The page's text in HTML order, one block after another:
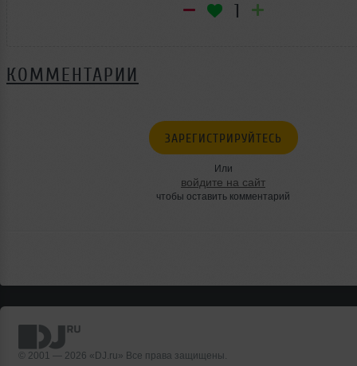
1
КОММЕНТАРИИ
ЗАРЕГИСТРИРУЙТЕСЬ
Или
войдите на сайт
чтобы оставить комментарий
© 2001 — 2026 «DJ.ru» Все права защищены.